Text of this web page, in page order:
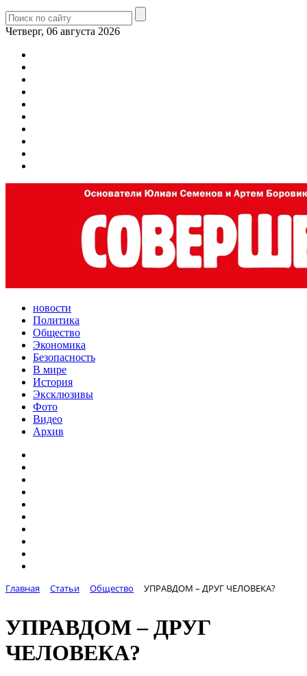
Четверг, 06 августа 2026
новости
Политика
Общество
Экономика
Безопасность
В мире
История
Эксклюзивы
Фото
Видео
Архив
Главная Статьи Общество УПРАВДОМ – ДРУГ ЧЕЛОВЕКА?
УПРАВДОМ – ДРУГ
ЧЕЛОВЕКА?